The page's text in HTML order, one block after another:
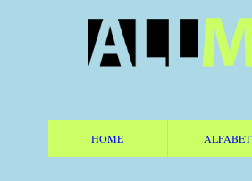
HOME ALFABET